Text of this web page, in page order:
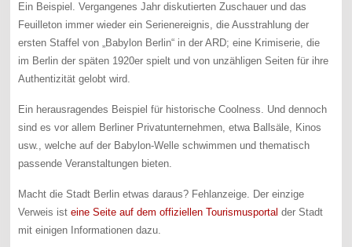
Ein Beispiel. Vergangenes Jahr diskutierten Zuschauer und das
Feuilleton immer wieder ein Serienereignis, die Ausstrahlung der
ersten Staffel von „Babylon Berlin“ in der ARD; eine Krimiserie, die
im Berlin der späten 1920er spielt und von unzähligen Seiten für ihre
Authentizität gelobt wird.
Ein herausragendes Beispiel für historische Coolness. Und dennoch
sind es vor allem Berliner Privatunternehmen, etwa Ballsäle, Kinos
usw., welche auf der Babylon-Welle schwimmen und thematisch
passende Veranstaltungen bieten.
Macht die Stadt Berlin etwas daraus? Fehlanzeige. Der einzige
Verweis isteine Seite auf dem offiziellen Tourismusportal der Stadt
mit einigen Informationen dazu.